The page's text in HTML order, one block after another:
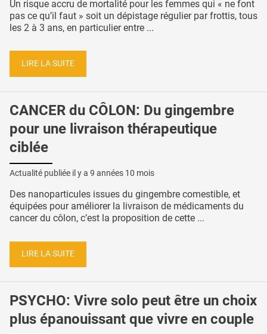
Un risque accru de mortalité pour les femmes qui « ne font
pas ce qu’il faut » soit un dépistage régulier par frottis, tous
les 2 à 3 ans, en particulier entre ...
LIRE LA SUITE
CANCER du CÔLON: Du gingembre
pour une livraison thérapeutique
ciblée
Actualité publiée il y a 9 années 10 mois
Des nanoparticules issues du gingembre comestible, et
équipées pour améliorer la livraison de médicaments du
cancer du côlon, c’est la proposition de cette ...
LIRE LA SUITE
PSYCHO: Vivre solo peut être un choix
plus épanouissant que vivre en couple